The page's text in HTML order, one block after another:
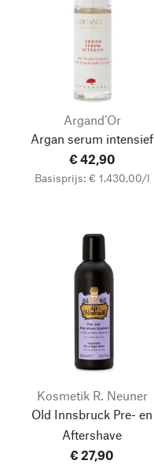
Argand’Or
Argan serum intensief
€ 42,90
Basisprijs: € 1.430,00/l
Kosmetik R. Neuner
Old Innsbruck Pre- en
Aftershave
€ 27,90